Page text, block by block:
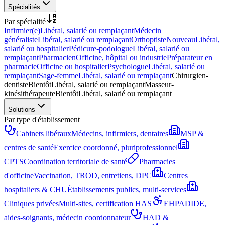
Spécialités
Par spécialité
Infirmier(e)Libéral, salarié ou remplaçantMédecin
généralisteLibéral, salarié ou remplaçantOrthoptisteNouveauLibéral,
salarié ou hospitalierPédicure-podologueLibéral, salarié ou
remplaçantPharmacienOfficine, hôpital ou industriePréparateur en
pharmacieOfficine ou hospitalierPsychologueLibéral, salarié ou
remplaçantSage-femmeLibéral, salarié ou remplaçantChirurgien-
dentisteBientôtLibéral, salarié ou remplaçantMasseur-
kinésithérapeuteBientôtLibéral, salarié ou remplaçant
Solutions
Par type d'établissement
Cabinets libérauxMédecins, infirmiers, dentaires
MSP &
centres de santéExercice coordonné, pluriprofessionnel
CPTSCoordination territoriale de santé
Pharmacies
d'officineVaccination, TROD, entretiens, DPC
Centres
hospitaliers & CHUÉtablissements publics, multi-services
Cliniques privéesMulti-sites, certification HAS EHPADIDE,
aides-soignants, médecin coordonnateur
HAD &